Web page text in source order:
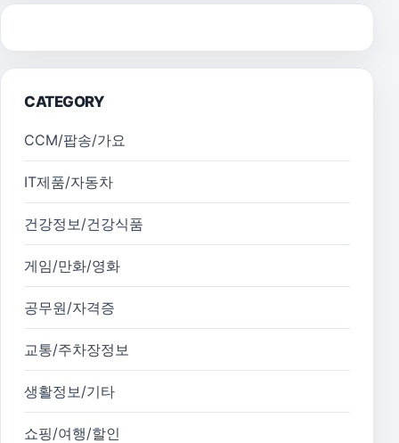
CATEGORY
CCM/팝송/가요
IT제품/자동차
건강정보/건강식품
게임/만화/영화
공무원/자격증
교통/주차장정보
생활정보/기타
쇼핑/여행/할인